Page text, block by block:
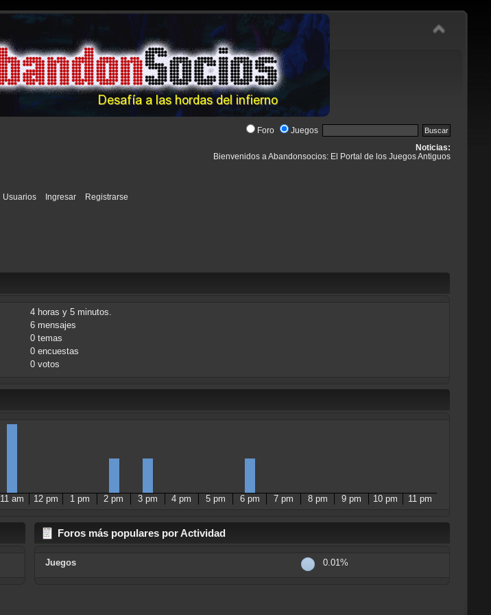
Foro Juegos
Noticias:
Bienvenidos a Abandonsocios: El Portal de los Juegos Antiguos
Usuarios Ingresar Registrarse
4 horas y 5 minutos.
6 mensajes
0 temas
0 encuestas
0 votos
11 am 12 pm 1 pm 2 pm 3 pm 4 pm 5 pm 6 pm 7 pm 8 pm 9 pm 10 pm 11 pm
Foros más populares por Actividad
Juegos 0.01%